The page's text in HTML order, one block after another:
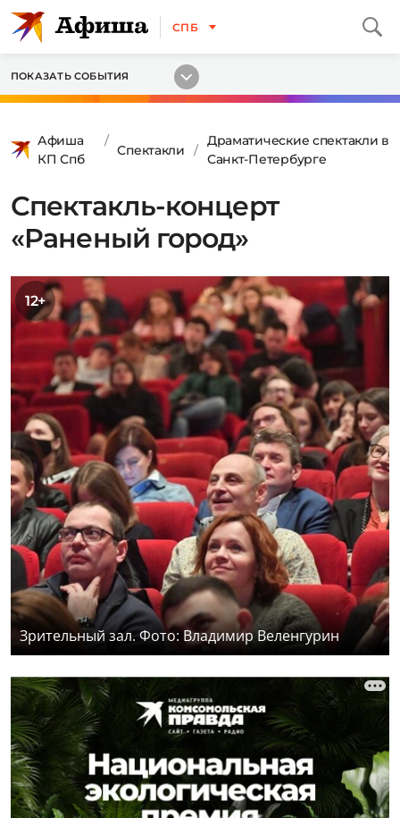
СПБ
ПОКАЗАТЬ СОБЫТИЯ
Афиша
КП Спб
Спектакли
Драматические спектакли в
Санкт-Петербурге
Спектакль-концерт
«Раненый город»
12+
Зрительный зал. Фото: Владимир Веленгурин